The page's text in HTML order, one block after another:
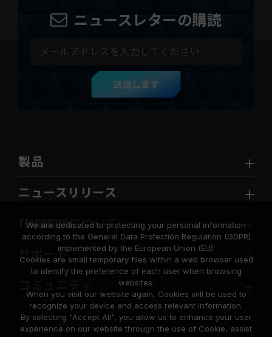
ニュースレターの購読
送信します
製品
ニュースリリース
TEAMGROUPについて
サポート
We are dedicated to protecting your personal information
according to the General Data Protection Regulation (GDPR)
implemented by the European Union (EU).
Cookies are small temporary files within a web browser used
to identify the preference of each user when browsing
websites.
When you visit our website again, Cookies will be used to
recognize your device and access relevant information.
By selecting "Accept All", you allow us to enhance your user
experience on our website through the use of Cookie, assist